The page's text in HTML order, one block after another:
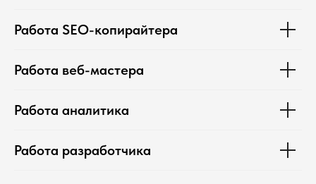
Работа SEO-копирайтера
Работа веб-мастера
Работа аналитика
Работа разработчика